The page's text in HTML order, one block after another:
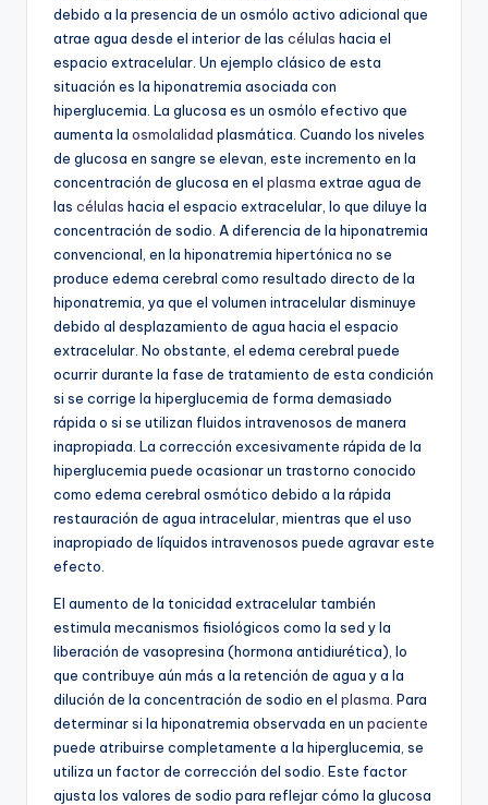
debido a la presencia de un osmólo activo adicional que
atrae agua desde el interior de las células hacia el
espacio extracelular. Un ejemplo clásico de esta
situación es la hiponatremia asociada con
hiperglucemia. La glucosa es un osmólo efectivo que
aumenta la osmolalidad plasmática. Cuando los niveles
de glucosa en sangre se elevan, este incremento en la
concentración de glucosa en el plasma extrae agua de
las células hacia el espacio extracelular, lo que diluye la
concentración de sodio. A diferencia de la hiponatremia
convencional, en la hiponatremia hipertónica no se
produce edema cerebral como resultado directo de la
hiponatremia, ya que el volumen intracelular disminuye
debido al desplazamiento de agua hacia el espacio
extracelular. No obstante, el edema cerebral puede
ocurrir durante la fase de tratamiento de esta condición
si se corrige la hiperglucemia de forma demasiado
rápida o si se utilizan fluidos intravenosos de manera
inapropiada. La corrección excesivamente rápida de la
hiperglucemia puede ocasionar un trastorno conocido
como edema cerebral osmótico debido a la rápida
restauración de agua intracelular, mientras que el uso
inapropiado de líquidos intravenosos puede agravar este
efecto.
El aumento de la tonicidad extracelular también
estimula mecanismos fisiológicos como la sed y la
liberación de vasopresina (hormona antidiurética), lo
que contribuye aún más a la retención de agua y a la
dilución de la concentración de sodio en el plasma . Para
determinar si la hiponatremia observada en un paciente
puede atribuirse completamente a la hiperglucemia, se
utiliza un factor de corrección del sodio. Este factor
ajusta los valores de sodio para reflejar cómo la glucosa